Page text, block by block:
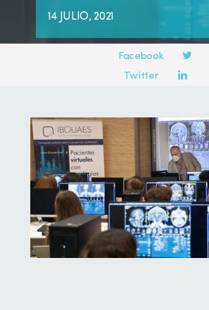
14 JULIO, 2021
Compartir en:
Facebook
Twitter